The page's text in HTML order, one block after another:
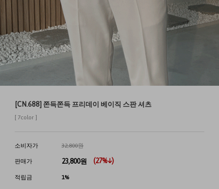
[CN.688] 쫀득쫀득 프리데이 베이직 스판 셔츠
[ 7color ]
소비자가 32,800원
판매가 23,800원 (27%↓)
적립금 1%